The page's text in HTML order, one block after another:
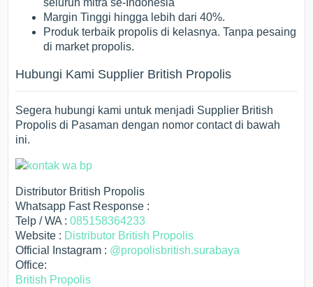
seluruh mitra se-Indonesia
Margin Tinggi hingga lebih dari 40%.
Produk terbaik propolis di kelasnya. Tanpa pesaing
di market propolis.
Hubungi Kami Supplier British Propolis
Segera hubungi kami untuk menjadi Supplier British
Propolis di Pasaman dengan nomor contact di bawah
ini.
Distributor British Propolis
Whatsapp Fast Response :
Telp / WA :085158364233
Website : Distributor British Propolis
Official Instagram : @propolisbritish.surabaya
Office:
British Propolis